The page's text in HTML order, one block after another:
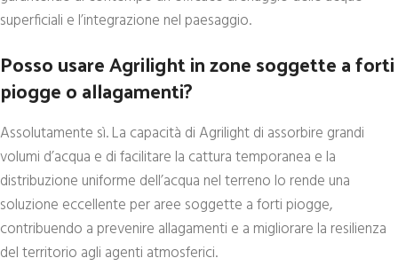
superficiali e l’integrazione nel paesaggio.
Posso usare Agrilight in zone soggette a forti
piogge o allagamenti?
Assolutamente sì. La capacità di Agrilight di assorbire grandi
volumi d’acqua e di facilitare la cattura temporanea e la
distribuzione uniforme dell’acqua nel terreno lo rende una
soluzione eccellente per aree soggette a forti piogge,
contribuendo a prevenire allagamenti e a migliorare la resilienza
del territorio agli agenti atmosferici.